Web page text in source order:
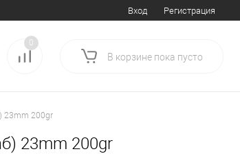
Вход Регистрация
0
В корзине пока пусто
23mm 200gr
23mm 200gr